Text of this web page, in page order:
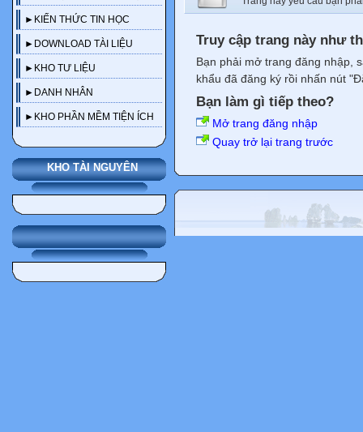
►KIẾN THỨC TIN HỌC
►DOWNLOAD TÀI LIỆU
►KHO TƯ LIỆU
►DANH NHÂN
►KHO PHẦN MỀM TIỆN ÍCH
KHO TÀI NGUYÊN
Truy cập trang này như
Bạn phải mở trang đăng nhập,
khẩu đã đăng ký rồi nhấn nút
Bạn làm gì tiếp theo?
Mở trang đăng nhập
Quay trở lại trang trước